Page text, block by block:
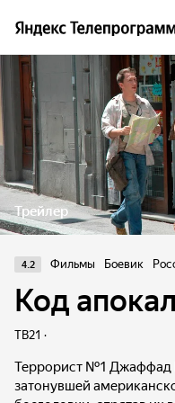
Трейлер
4.2 Фильмы Боевик
Код
ТВ21 ·
Террорист №1 Джаффад
затонувшей